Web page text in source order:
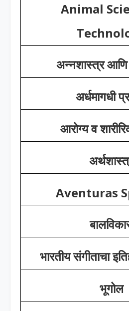
Animal
अन्नशास्त्र आणि
अर्धमागधी
आरोग्य व
Aventuras
भारतीय संगीताचा
भूगोल